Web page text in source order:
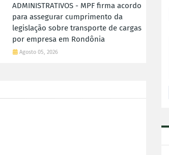
ADMINISTRATIVOS - MPF firma acordo
para assegurar cumprimento da
legislação sobre transporte de cargas
por empresa em Rondônia
Agosto 05, 2026